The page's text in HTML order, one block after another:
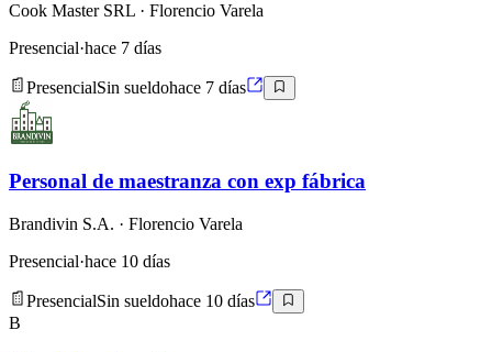
Cook Master SRL · Florencio Varela
Presencial·hace 7 días
PresencialSin sueldohace 7 días
Personal de maestranza con exp fábrica
Brandivin S.A. · Florencio Varela
Presencial·hace 10 días
PresencialSin sueldohace 10 días
B